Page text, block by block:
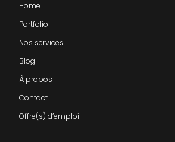
Home
Portfolio
Nos services
Blog
À propos
Contact
Offre(s) d’emploi